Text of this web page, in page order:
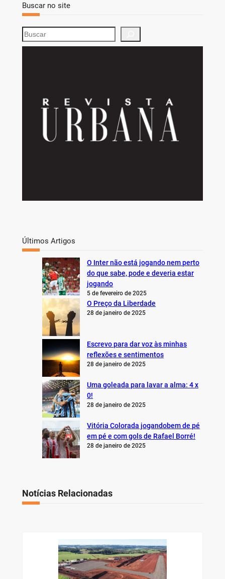
Buscar no site
S
e
Últimos Artigos
O Inter não está jogando nem perto
do que sabe, pode e deveria estar
jogando
5 de fevereiro de 2025
O Preço da Liberdade
28 de janeiro de 2025
Escrevo para dar voz às minhas
reflexões e sentimentos
28 de janeiro de 2025
Uma goleada para lavar a alma: 4 x
0!
28 de janeiro de 2025
Vitória Colorada jogandobem de pé
em pé e com gols de Rafael Borré!
28 de janeiro de 2025
Notícias Relacionadas